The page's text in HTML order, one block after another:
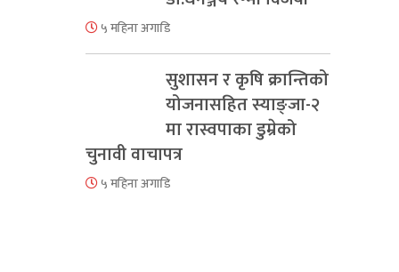
५ महिना अगाडि
सुशासन र कृषि क्रान्तिको
योजनासहित स्याङ्जा-२
मा रास्वपाका डुम्रेको
चुनावी वाचापत्र
५ महिना अगाडि